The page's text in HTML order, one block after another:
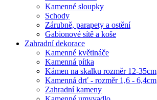
Kamenné sloupky
Schody
Zárubně, parapety a ostění
Gabionové sítě a koše
Zahradní dekorace
Kamenné květináče
Kamenná pítka
Kámen na skalku rozměr 12-35cm
Kamenná drť - rozměr 1,6 - 6,4cm
Zahradní kameny